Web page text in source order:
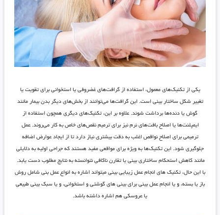
یکی از تکنیک‌های معمول، استفاده از گرافت‌های غضروفی یا استخوانی برای تقویت یا
تغییر شکل ساختار بینی است. این گرافت‌ها می‌توانند از بخش‌های دیگر بدن بیمار مانند
گوش یا دنده‌ها برداشت شوند. علاوه بر این، تکنیک‌های دیگری همچون استفاده از
ایمپلنت‌ها یا اصلاح بافت‌های نرم نیز برای ترمیم نقص‌های خاص به کار می‌روند. عمل
ترمیمی برای اصلاح نواقص اغلب به دقت بیشتری نیاز دارد تا از ایجاد عوارض اضافه
جلوگیری شود. این تکنیک‌ها به ویژه برای مواقعی مفید هستند که جراحی اولیه به دلایلی
مانند کاهش استحکام ساختاری بینی یا تقارن ناکافی نتوانسته به نتایج مطلوب دست یابد.
با این حال، تکنیک های انجام عمل زیبایی بینی میتواند اشاره به انواع عمل بنی شامل روش
باز یا بسته، و یا انجام عمل بینی برای بینی های گوشتی و استخوانی، و یا سبک بینی طبیعی
یا عروسکی هم اشاره داشته باشد.